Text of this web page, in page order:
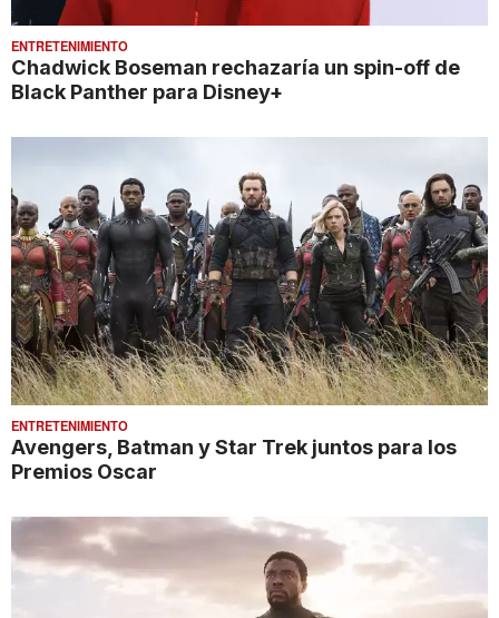
ENTRETENIMIENTO
Chadwick Boseman rechazaría un spin-off de
Black Panther para Disney+
ENTRETENIMIENTO
Avengers, Batman y Star Trek juntos para los
Premios Oscar